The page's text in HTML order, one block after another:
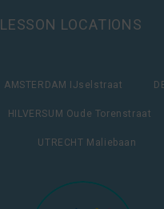
LESSON LOCATIONS
AMSTERDAM IJselstraat
HILVERSUM Oude Torenstraat
UTRECHT Maliebaan